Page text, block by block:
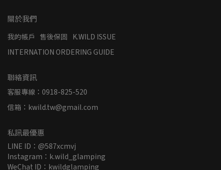
關於我們
我的帳戶 售後保固 K.WILD ISSUE
INTERNATION ORDERING GUIDE
聯絡資訊
客服專線：0918-825-520
信箱：kwild.tw@gmail.com
私訊最優惠
LINE ID：@587xcmvj
Instagram：k.wild_glamping
WeChat ID：kwildglamping